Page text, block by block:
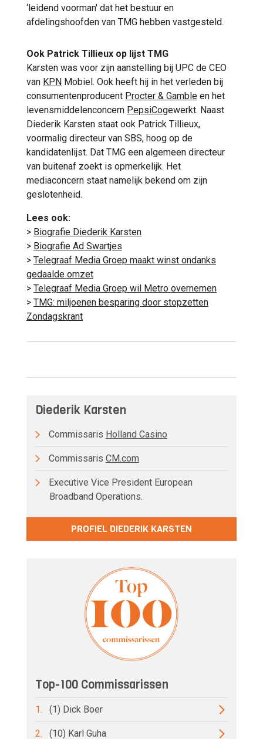
‘leidend voorman' dat het bestuur en
afdelingshoofden van TMG hebben vastgesteld.
Ook Patrick Tillieux op lijst TMG
Karsten was voor zijn aanstelling bij UPC de CEO
van KPN Mobiel. Ook heeft hij in het verleden bij
consumentenproducent Procter & Gamble en het
levensmiddelenconcern PepsiCogewerkt. Naast
Diederik Karsten staat ook Patrick Tillieux,
voormalig directeur van SBS, hoog op de
kandidatenlijst. Dat TMG een algemeen directeur
van buitenaf zoekt is opmerkelijk. Het
mediaconcern staat namelijk bekend om zijn
geslotenheid.
Lees ook:
> Biografie Diederik Karsten
> Biografie Ad Swartjes
> Telegraaf Media Groep maakt winst ondanks
gedaalde omzet
> Telegraaf Media Groep wil Metro overnemen
> TMG: miljoenen besparing door stopzetten
Zondagskrant
Diederik Karsten
Commissaris Holland Casino
Commissaris CM.com
Executive Vice President European
Broadband Operations.
PROFIEL DIEDERIK KARSTEN
Top-100 Commissarissen
1. (1) Dick Boer
2. (10) Karl Guha